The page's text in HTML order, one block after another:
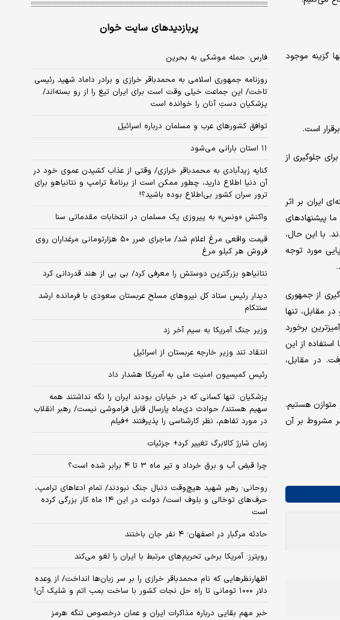
گزینه موجود
است.
جلوگیری از
ایران بر اثر
پیشنهادهای
با این حال،
مورد توجه
از جمهوری
مقابل، تنها
برخورد
از این
در مقابل،
متوازن هستیم.
مشروط بر آن
پربازدیدهای سایت خوان
فارس: حمله موشکی به بحرین
روزنامه جمهوری اسلامی به محمدباقر خرازی و برادر داماد شهید رئیسی
تاخت/ این جماعت خیلی وقت است برای ایران تیغ را از رو بسته‌اند/
پزشکیان دستِ آنان را خوانده است
توافق کشورهای عرب و مسلمان درباره اسرائیل
۱۱ استان بارانی می‌شود
کنایه زیدآبادی به محمدباقر خرازی/ وقتی از عذاب کشیدن عموی خود در
آن دنیا اطلاع دارید، چطور ممکن است از برنامهٔ ترامپ و نتانیاهو برای
ترور سران کشور بی‌اطلاع بوده باشید؟!
واکنش «ونس» به پیروزی یک مسلمان در انتخابات مقدماتی سنا
قیمت واقعی مرغ اعلام شد/ ماجرای ضرر ۵۰ هزارتومانی مرغداران روی
فروش هر کیلو مرغ
نتانیاهو بزرگترین دوستش را معرفی کرد/ بی بی از هند قدردانی کرد
دیدار رئیس ستاد کل نیروهای مسلح عربستان سعودی با فرمانده ارشد
سنتکام
وزیر جنگ آمریکا به سیم آخر زد
انتقاد تند وزیر خارجه عربستان از اسرائیل
رئیس کمیسیون امنیت ملی به آمریکا هشدار داد
پزشکیان: تنها کسانی که در خیابان بودند ایران را نگه نداشتند همه
سهیم هستند/ حوادث دی‌ماه پارسال قابل فراموشی نیست/ رهبر انقلاب
در مورد تفاهم، نظر کارشناسی را پذیرفتند +فیلم
زمان شارژ کالابرگ تغییر کرد+ جزئیات
چرا قبض آب و برق خرداد و تیر ماه ۳ تا ۴ برابر شده است؟
روحانی: رهبر شهید هیچ‌وقت دنبال جنگ نبودند/ تمام ادعاهای ترامپ،
حرف‌های توخالی و بلوف است/ دولت در این ۱۴ ماه کار بزرگی کرده
است
حادثه مرگبار در اصفهان؛ ۴ نفر جان باختند
رویترز: آمریکا برخی تحریم‌های مرتبط با ایران را لغو می‌کند
اظهارنظرهایی که نام محمدباقر خرازی را بر سر زبان‌ها انداخت/ از وعده
دلار ۱۰۰۰ تومانی تا راه حل نجات کشور با ساخت بمب اتم و شلیک آن!
خبر مهم بقایی درباره مذاکرات ایران و عمان درخصوص تنگه هرمز